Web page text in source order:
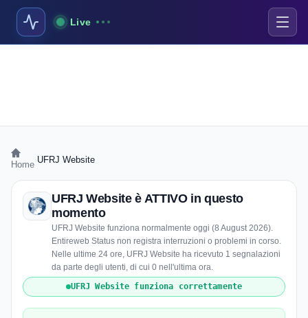
Live
Home UFRJ Website
UFRJ Website è ATTIVO in questo
momento
UFRJ Website funziona normalmente oggi (8 August 2026).
Entireweb Status non registra interruzioni o problemi in corso.
Nelle ultime 24 ore, UFRJ Website ha ricevuto 1 segnalazioni
da parte degli utenti, di cui 0 nell'ultima ora.
UFRJ Website funziona correttamente